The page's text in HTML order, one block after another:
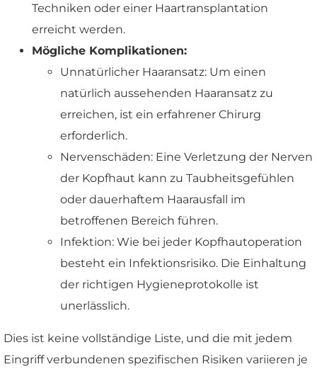
Techniken oder einer Haartransplantation
erreicht werden.
Mögliche Komplikationen:
Unnatürlicher Haaransatz: Um einen
natürlich aussehenden Haaransatz zu
erreichen, ist ein erfahrener Chirurg
erforderlich.
Nervenschäden: Eine Verletzung der Nerven
der Kopfhaut kann zu Taubheitsgefühlen
oder dauerhaftem Haarausfall im
betroffenen Bereich führen.
Infektion: Wie bei jeder Kopfhautoperation
besteht ein Infektionsrisiko. Die Einhaltung
der richtigen Hygieneprotokolle ist
unerlässlich.
Dies ist keine vollständige Liste, und die mit jedem
Eingriff verbundenen spezifischen Risiken variieren je